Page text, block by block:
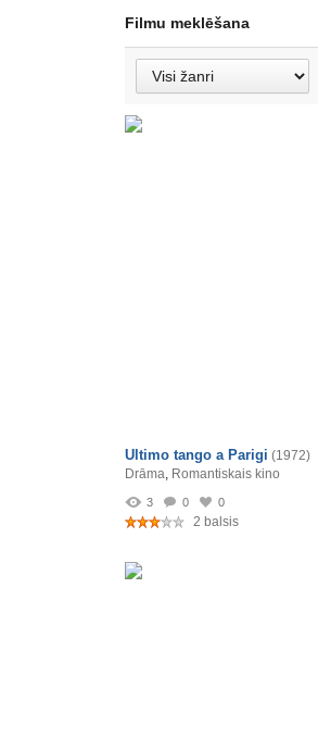
Filmu meklēšana
Ultimo tango a Parigi (1972)
Drāma, Romantiskais kino
3 0 0
2 balsis